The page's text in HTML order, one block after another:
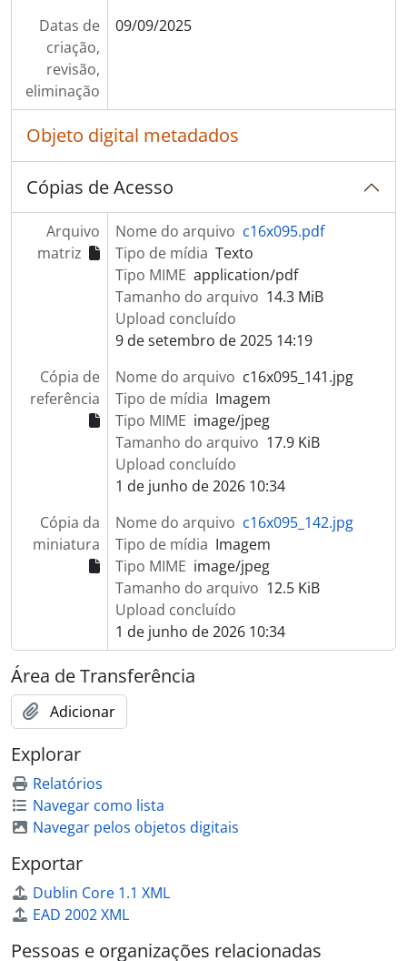
Datas de
criação,
revisão,
eliminação
09/09/2025
Objeto digital metadados
Cópias de Acesso
Arquivo
matriz
Nome do arquivo c16x095.pdf
Tipo de mídia Texto
Tipo MIME application/pdf
Tamanho do arquivo 14.3 MiB
Upload concluído
9 de setembro de 2025 14:19
Cópia de
referência
Nome do arquivo c16x095_141.jpg
Tipo de mídia Imagem
Tipo MIME image/jpeg
Tamanho do arquivo 17.9 KiB
Upload concluído
1 de junho de 2026 10:34
Cópia da
miniatura
Nome do arquivo c16x095_142.jpg
Tipo de mídia Imagem
Tipo MIME image/jpeg
Tamanho do arquivo 12.5 KiB
Upload concluído
1 de junho de 2026 10:34
Área de Transferência
Adicionar
Explorar
Relatórios
Navegar como lista
Navegar pelos objetos digitais
Exportar
Dublin Core 1.1 XML
EAD 2002 XML
Pessoas e organizações relacionadas